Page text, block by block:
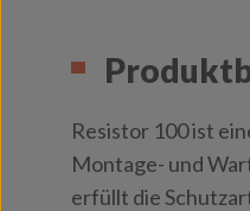
Resistor 100 ist
Montage- und
erfüllt die